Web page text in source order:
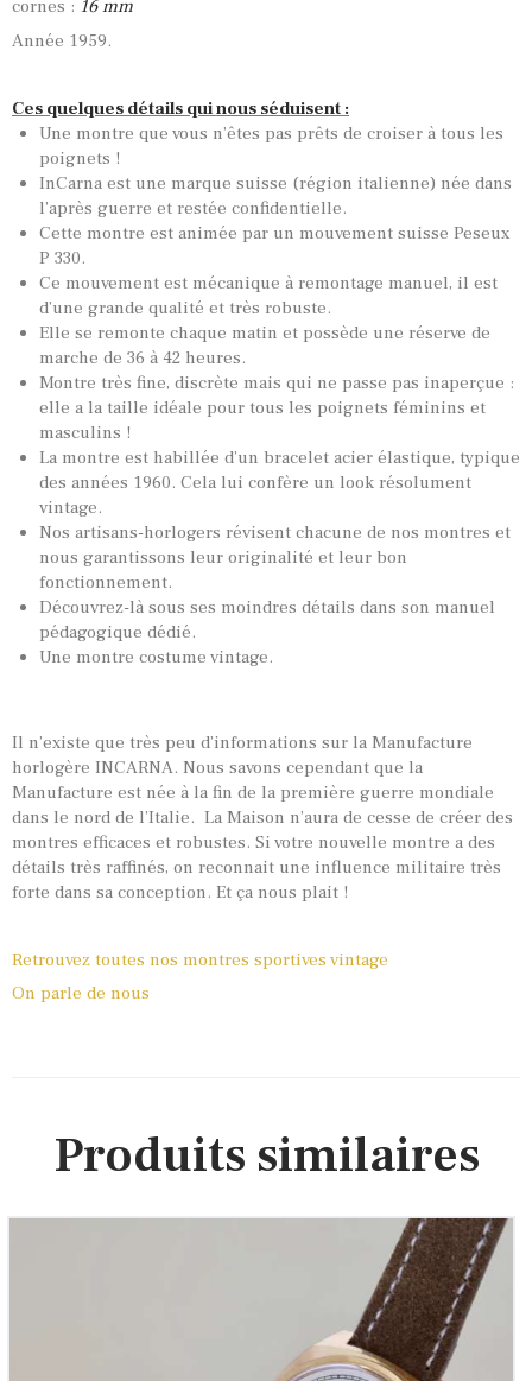
cornes : 16 mm
Année 1959.
Ces quelques détails qui nous séduisent :
Une montre que vous n’êtes pas prêts de croiser à tous les
poignets !
InCarna est une marque suisse (région italienne) née dans
l’après guerre et restée confidentielle.
Cette montre est animée par un mouvement suisse Peseux
P 330.
Ce mouvement est mécanique à remontage manuel, il est
d’une grande qualité et très robuste.
Elle se remonte chaque matin et possède une réserve de
marche de 36 à 42 heures.
Montre très fine, discrète mais qui ne passe pas inaperçue :
elle a la taille idéale pour tous les poignets féminins et
masculins !
La montre est habillée d’un bracelet acier élastique, typique
des années 1960. Cela lui confère un look résolument
vintage.
Nos artisans-horlogers révisent chacune de nos montres et
nous garantissons leur originalité et leur bon
fonctionnement.
Découvrez-là sous ses moindres détails dans son manuel
pédagogique dédié.
Une montre costume vintage.
Il n’existe que très peu d’informations sur la Manufacture
horlogère INCARNA. Nous savons cependant que la
Manufacture est née à la fin de la première guerre mondiale
dans le nord de l’Italie. La Maison n’aura de cesse de créer des
montres efficaces et robustes. Si votre nouvelle montre a des
détails très raffinés, on reconnait une influence militaire très
forte dans sa conception. Et ça nous plait !
Retrouvez toutes nos montres sportives vintage
On parle de nous
Produits similaires